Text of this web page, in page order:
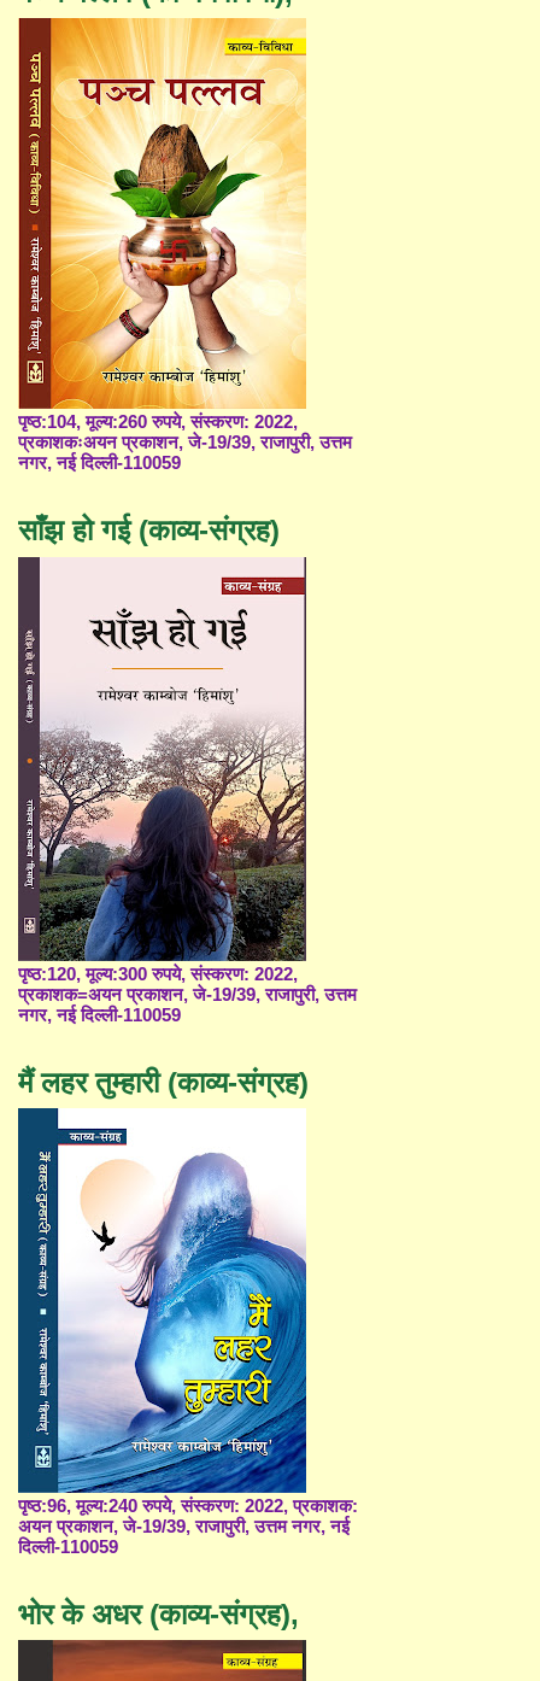
पृष्ठ:104, मूल्य:260 रुपये, संस्करण: 2022,
प्रकाशकःअयन प्रकाशन, जे-19/39, राजापुरी, उत्तम
नगर, नई दिल्ली-110059
साँझ हो गई (काव्य-संग्रह)
पृष्ठ:120, मूल्य:300 रुपये, संस्करण: 2022,
प्रकाशक=अयन प्रकाशन, जे-19/39, राजापुरी, उत्तम
नगर, नई दिल्ली-110059
मैं लहर तुम्हारी (काव्य-संग्रह)
पृष्ठ:96, मूल्य:240 रुपये, संस्करण: 2022, प्रकाशक:
अयन प्रकाशन, जे-19/39, राजापुरी, उत्तम नगर, नई
दिल्ली-110059
भोर के अधर (काव्य-संग्रह),